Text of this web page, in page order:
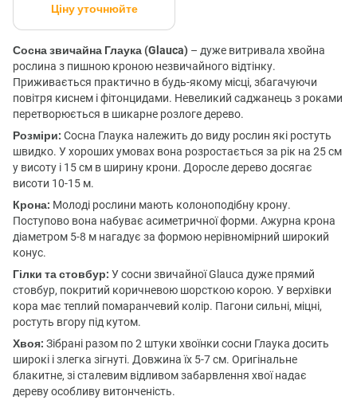
ширина 20-25
Ціну уточнюйте
Сосна звичайна Глаука (Glauca) – дуже витривала хвойна
рослина з пишною кроною незвичайного відтінку.
Приживається практично в будь-якому місці, збагачуючи
повітря киснем і фітонцидами. Невеликий саджанець з роками
перетворюється в шикарне розлоге дерево.
Розміри: Сосна Глаука належить до виду рослин які ростуть
швидко. У хороших умовах вона розростається за рік на 25 см
у висоту і 15 см в ширину крони. Доросле дерево досягає
висоти 10-15 м.
Крона: Молоді рослини мають колоноподібну крону.
Поступово вона набуває асиметричної форми. Ажурна крона
діаметром 5-8 м нагадує за формою нерівномірний широкий
конус.
Гілки та стовбур: У сосни звичайної Glauca дуже прямий
стовбур, покритий коричневою шорсткою корою. У верхівки
кора має теплий помаранчевий колір. Пагони сильні, міцні,
ростуть вгору під кутом.
Хвоя: Зібрані разом по 2 штуки хвоїнки сосни Глаука досить
широкі і злегка зігнуті. Довжина їх 5-7 см. Оригінальне
блакитне, зі сталевим відливом забарвлення хвої надає
дереву особливу витонченість.